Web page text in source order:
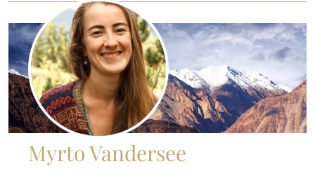
Myrto Vandersee